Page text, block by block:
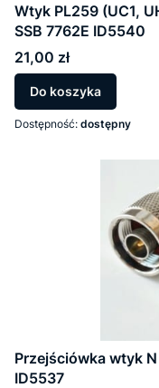
Wtyk PL259 (UC1,
SSB 7762E ID5540
Cena
21,00 zł
Do koszyka
Dostępność: dostępny
Przejściówka wtyk
ID5537